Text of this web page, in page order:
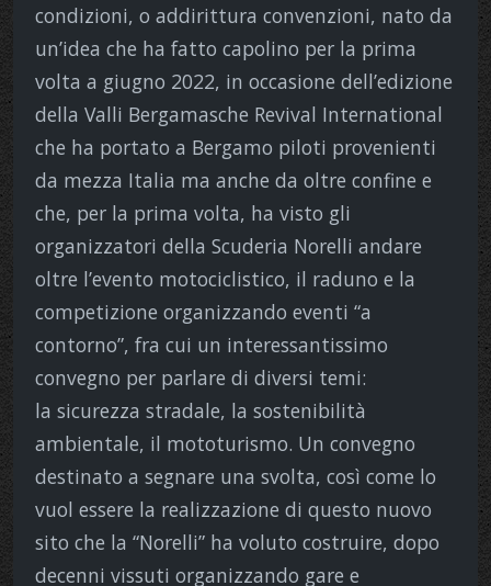
condizioni, o addirittura convenzioni, nato da
un’idea che ha fatto capolino per la prima
volta a giugno 2022, in occasione dell’edizione
della Valli Bergamasche Revival International
che ha portato a Bergamo piloti provenienti
da mezza Italia ma anche da oltre confine e
che, per la prima volta, ha visto gli
organizzatori della Scuderia Norelli andare
oltre l’evento motociclistico, il raduno e la
competizione organizzando eventi “a
contorno”, fra cui un interessantissimo
convegno per parlare di diversi temi:
la sicurezza stradale, la sostenibilità
ambientale, il mototurismo. Un convegno
destinato a segnare una svolta, così come lo
vuol essere la realizzazione di questo nuovo
sito che la “Norelli” ha voluto costruire, dopo
decenni vissuti organizzando gare e